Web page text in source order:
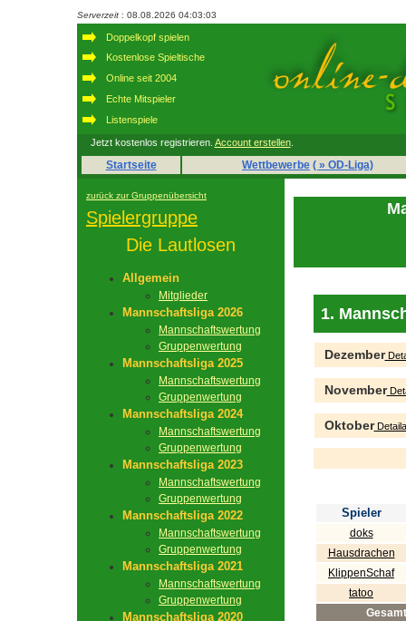
Serverzeit : 08.08.2026 04:03:03
Doppelkopf spielen
Kostenlose Spieltische
Online seit 2004
Echte Mitspieler
Listenspiele
Jetzt kostenlos registrieren. Account erstellen.
Startseite Wettbewerbe ( » OD-Liga)
zurück zur Gruppenübersicht
Spielergruppe
Die Lautlosen
Allgemein
Mitglieder
Mannschaftsliga 2026
Mannschaftswertung
Gruppenwertung
Mannschaftsliga 2025
Mannschaftswertung
Gruppenwertung
Mannschaftsliga 2024
Mannschaftswertung
Gruppenwertung
Mannschaftsliga 2023
Mannschaftswertung
Gruppenwertung
Mannschaftsliga 2022
Mannschaftswertung
Gruppenwertung
Mannschaftsliga 2021
Mannschaftswertung
Gruppenwertung
Mannschaftsliga 2020
1.
Dezember
November
Oktober
Spieler
doks
Hausdrachen
KlippenSchaf
tatoo
Gesamt